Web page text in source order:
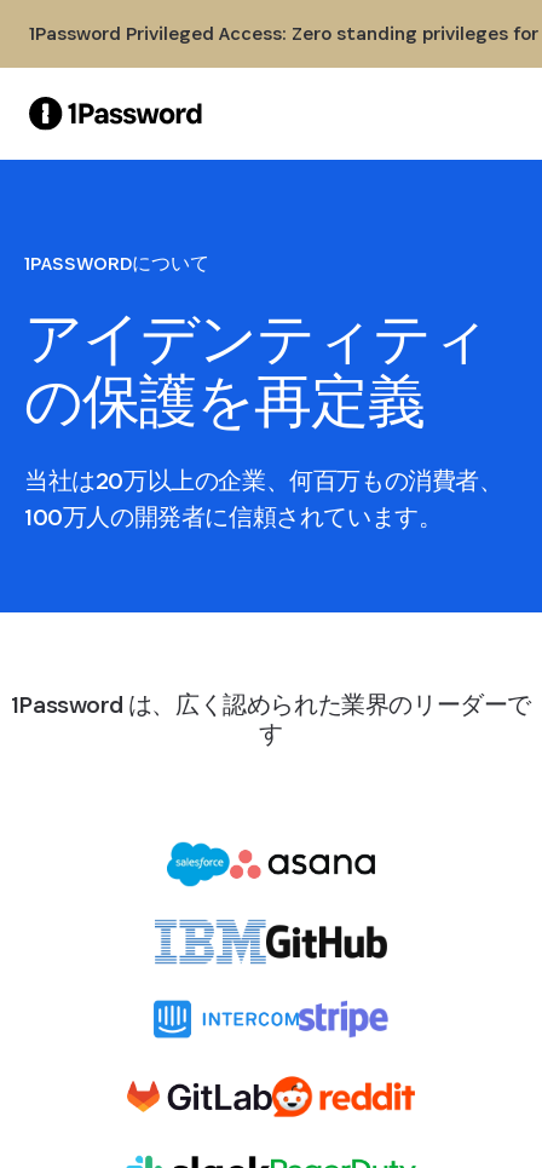
1Password Privileged Access: Zero standing privileges
1PASSWORDについて
アイデンティティ
の保護を再定義
当社は20万以上の企業、何百万もの消費者、
100万人の開発者に信頼されています。
1Password は、広く認められた業界のリーダーで
す